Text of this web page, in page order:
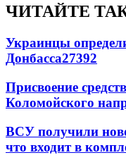
ЧИТАЙТЕ
Украинцы
Донбасса27392
Присвоение
Коломойского
ВСУ получили
что входит в